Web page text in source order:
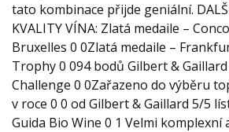
tato kombinace přijde geniální.
KVALITY VÍNA: Zlatá medaile –
Bruxelles 0 0Zlatá medaile –
Trophy 0 094 bodů Gilbert &
Challenge 0 0Zařazeno do výběru
v roce 0 0 od Gilbert & Gaillard 5/5
Guida Bio Wine 0 1 Velmi